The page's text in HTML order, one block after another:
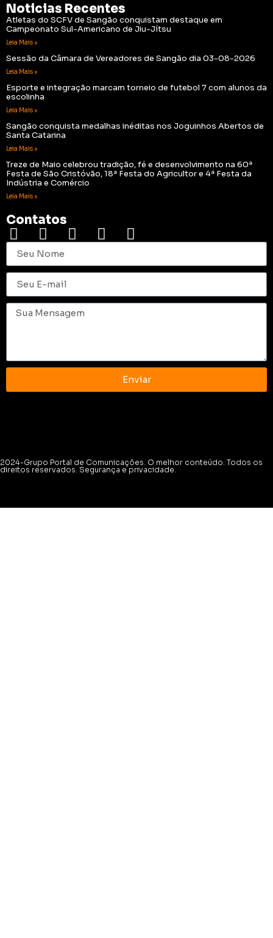
Noticias Recentes
Atletas do SCFV de Sangão conquistam destaque em
Campeonato Sul-Americano de Jiu-Jítsu
Leia Mais »
Sessão da Câmara de Vereadores de Sangão dia 03-08-2026
Leia Mais »
Esporte e integração marcam torneio de futebol 7 com alunos da
escolinha
Leia Mais »
Sangão conquista medalhas inéditas nos Joguinhos Abertos de
Santa Catarina
Leia Mais »
Treze de Maio celebrou tradição, fé e desenvolvimento na 60ª
Festa de São Cristóvão, 18ª Festa do Agricultor e 4ª Festa da
Indústria e Comércio
Leia Mais »
Contatos
Enviar
2024-Grupo Portal de Comunicações. O melhor conteúdo. Todos os
direitos reservados. Segurança e privacidade.